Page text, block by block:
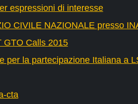
espressioni di interesse
CIVILE NAZIONALE presso
GTO Calls 2015
per la partecipazione Italiana a
cta